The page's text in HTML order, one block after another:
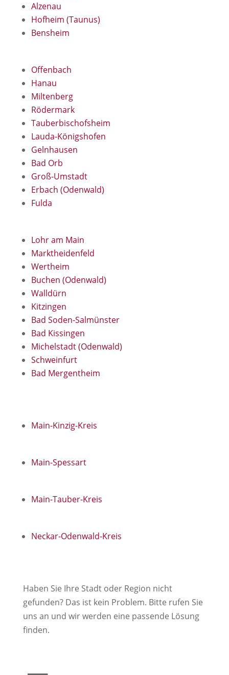
Alzenau
Hofheim (Taunus)
Bensheim
Offenbach
Hanau
Miltenberg
Rödermark
Tauberbischofsheim
Lauda-Königshofen
Gelnhausen
Bad Orb
Groß-Umstadt
Erbach (Odenwald)
Fulda
Lohr am Main
Marktheidenfeld
Wertheim
Buchen (Odenwald)
Walldürn
Kitzingen
Bad Soden-Salmünster
Bad Kissingen
Michelstadt (Odenwald)
Schweinfurt
Bad Mergentheim
Main-Kinzig-Kreis
Main-Spessart
Main-Tauber-Kreis
Neckar-Odenwald-Kreis
Haben Sie Ihre Stadt oder Region nicht
gefunden? Das ist kein Problem. Bitte rufen Sie
uns an und wir werden eine passende Lösung
finden.